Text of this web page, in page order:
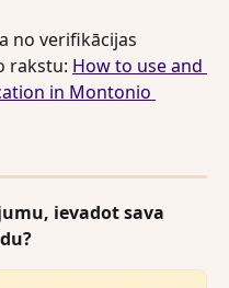
no verifikācijas
rakstu: How to use and
in Montonio
ievadot sava